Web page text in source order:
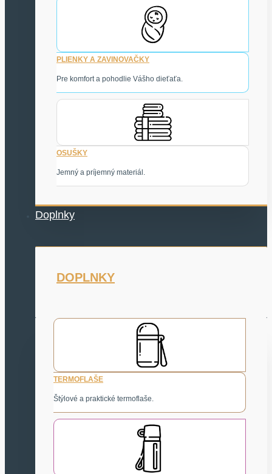
PLIENKY A ZAVINOVAČKY
Pre komfort a pohodlie Vášho dieťaťa.
OSUŠKY
Jemný a príjemný materiál.
Doplnky
DOPLNKY
TERMOFLAŠE
Štýlové a praktické termoflaše.